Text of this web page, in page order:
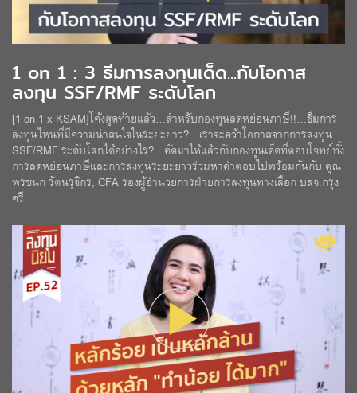
1 on 1 : 3 ธีมการลงทุนเด็ด...กับโอกาส
ลงทุน SSF/RMF ระดับโลก
[1 on 1 x KSAM]โค้งสุดท้ายแล้ว…สำหรับกองทุนลดหย่อนภาษี!!…ธีมการ
ลงทุนไหนที่มีความน่าสนใจในระยะยาว?…เราจะคว้าโอกาสจากการลงทุน
SSF/RMF ระดับโลกได้อย่างไร?…คัดมาให้แล้วกับกองทุนเด็ดที่ตอบโจทย์ทั้ง
การลดหย่อนภาษีและการลงทุนระยะยาวร่วมหาคำตอบไปพร้อมกันกับ คุณ
พรชนก รัตนรุจิกร, CFA รองผู้อำนวยการฝ่ายการลงทุนทางเลือก บลจ.กรุง
ศรี